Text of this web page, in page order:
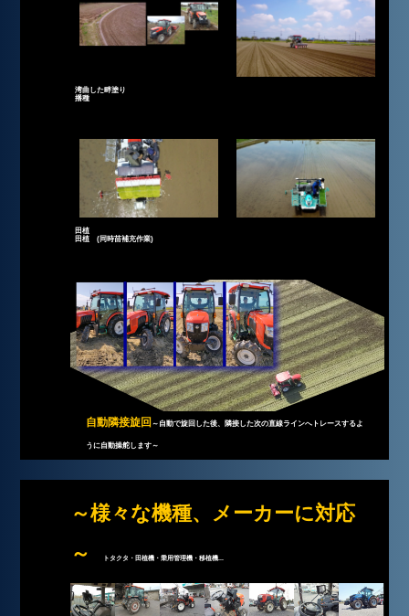
湾曲した畔塗り
播種
田植
田植 (同時苗補充作業)
自動隣接旋回 ～自動で旋回した後、隣接した次の直線ラインへトレースするよ
うに自動操舵します～
～様々な機種、メーカーに対応
～
トタクタ・田植機・乗用管理機・移植機...